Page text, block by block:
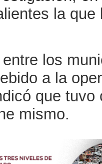
la que
los
a la
que tuvo
mismo.